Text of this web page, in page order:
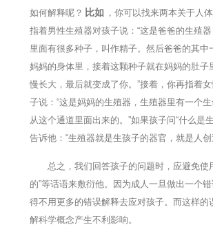
如何解释呢？ 比如 ，你可以找来两本关于人
指着男性生殖器对孩子说：“这是爸爸的生殖
里面有很多种子，叫作精子。然后爸爸的其中
妈妈的身体里，接着这颗种子就在妈妈的肚子
慢长大，最后就变成了你。”接着，你再指着
子说：“这是妈妈的生殖器，生殖器里有一个
从这个通道里面出来的。”如果孩子问“什么是
告诉他：“生殖器就是生孩子的器官，就是人
总之，我们回答孩子的问题时，应避免使
的”等话语来敷衍他。因为成人一旦做出一个
得不用更多的错误解释去应对孩子。而这样的
解科学概念产生不利影响。